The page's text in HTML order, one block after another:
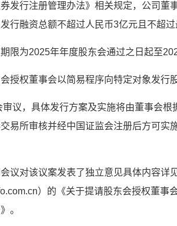
发行注册管理办法》相关规定，公司董
行融资总额不超过人民币3亿元且不超
限为2025年年度股东会通过之日起至
授权董事会以简易程序向特定对象发行
议，具体发行方案及实施将由董事会
易所审核并经中国证监会注册后方可实
议对该议案发表了独立意见具体内容详
）的《关于提请股东会授权董
。